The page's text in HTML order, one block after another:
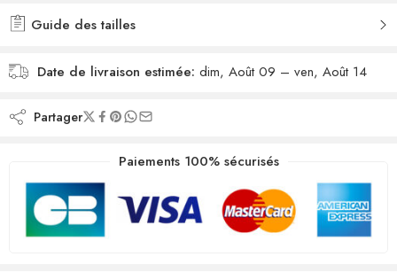
Guide des tailles
Date de livraison estimée: dim, Août 09 – ven, Août 14
Partager
Paiements 100% sécurisés